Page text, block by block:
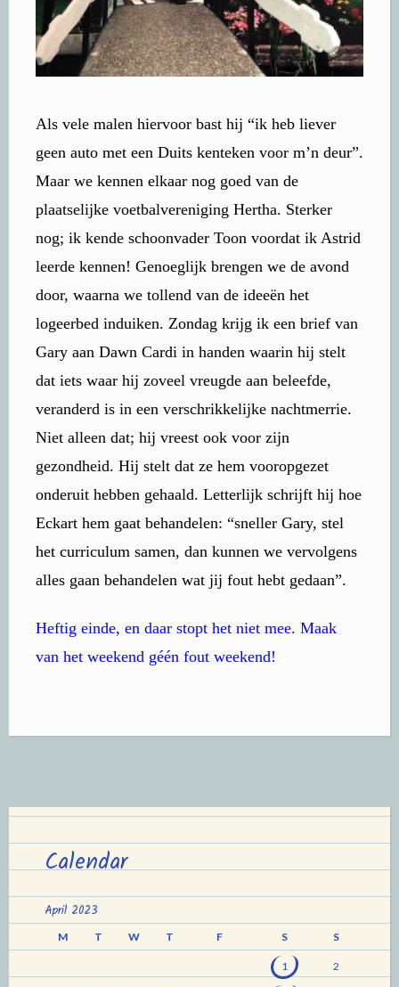
Als vele malen hiervoor bast hij “ik heb liever
geen auto met een Duits kenteken voor m’n deur”.
Maar we kennen elkaar nog goed van de
plaatselijke voetbalvereniging Hertha. Sterker
nog; ik kende schoonvader Toon voordat ik Astrid
leerde kennen! Genoeglijk brengen we de avond
door, waarna we tollend van de ideeën het
logeerbed induiken. Zondag krijg ik een brief van
Gary aan Dawn Cardi in handen waarin hij stelt
dat iets waar hij zoveel vreugde aan beleefde,
veranderd is in een verschrikkelijke nachtmerrie.
Niet alleen dat; hij vreest ook voor zijn
gezondheid. Hij stelt dat ze hem vooropgezet
onderuit hebben gehaald. Letterlijk schrijft hij hoe
Eckart hem gaat behandelen: “sneller Gary, stel
het curriculum samen, dan kunnen we vervolgens
alles gaan behandelen wat jij fout hebt gedaan”.
Heftig einde, en daar stopt het niet mee. Maak
van het weekend géén fout weekend!
Calendar
April 2023
M T W T F S S
1 2